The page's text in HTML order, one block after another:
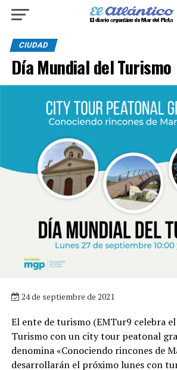
CIUDAD
Día Mundial del Turismo
24 de septiembre de 2021
El ente de turismo (EMTur9 celebra
Turismo con un city tour peatonal
denomina «Conociendo rincones de
desarrollarán el próximo lunes con